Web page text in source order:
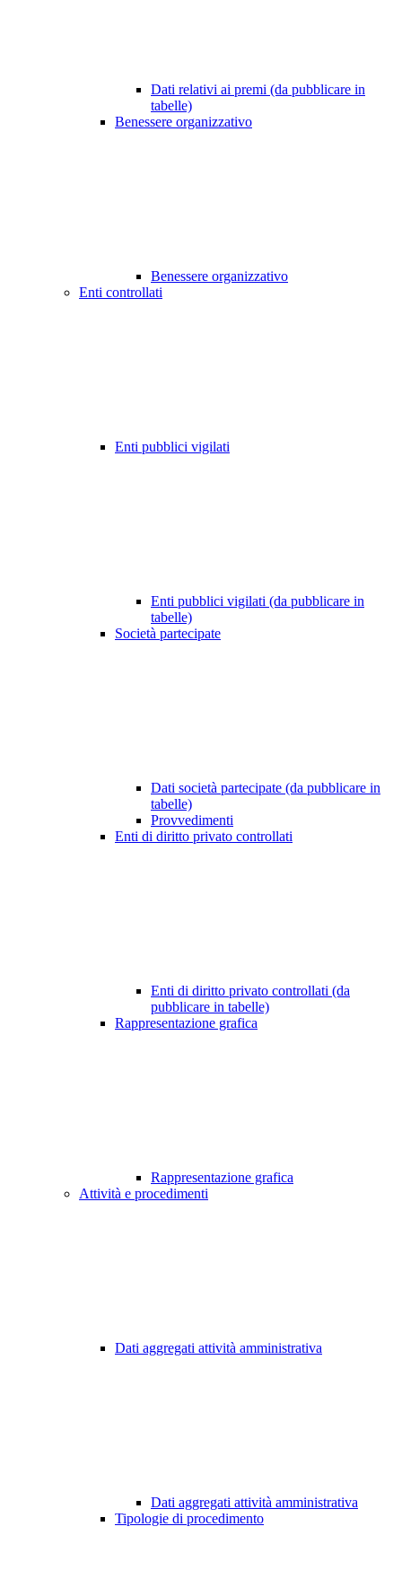
Dati relativi ai premi (da pubblicare in
tabelle)
Benessere organizzativo
Benessere organizzativo
Enti controllati
Enti pubblici vigilati
Enti pubblici vigilati (da pubblicare in
tabelle)
Società partecipate
Dati società partecipate (da pubblicare in
tabelle)
Provvedimenti
Enti di diritto privato controllati
Enti di diritto privato controllati (da
pubblicare in tabelle)
Rappresentazione grafica
Rappresentazione grafica
Attività e procedimenti
Dati aggregati attività amministrativa
Dati aggregati attività amministrativa
Tipologie di procedimento